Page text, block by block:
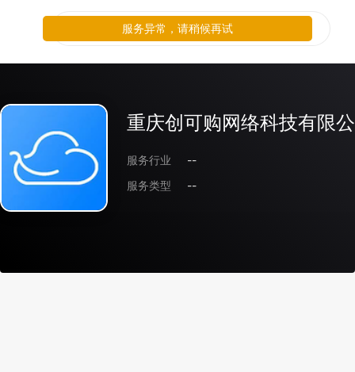
重庆创可购网络科技有限
服务行业
--
服务类型
--
服务异常，请稍候再试